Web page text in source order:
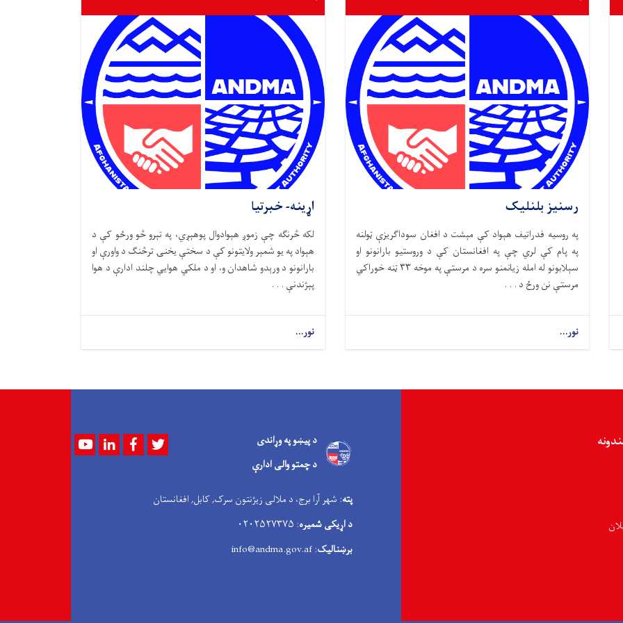
رسنیز بلنلیک
په روسیه فدراتیف هېواد کې مېشت د افغان سوداګریزې ټولنه
په پام کې لري چې په افغانستان کې د وروستیو بارانونو او
سېلابونو له امله زیانمنو سره د مرستې په موخه ۳۳ ټنه خوراکي
مرستې نن ورځ د . . .
نور...
اړینه- خبرتیا
لکه څرنګه چې زموږ هېوادوال پوهېږي، په تېرو څو ورځو کې د
هېواد په یو شمېر ولایتونو کې د سختې یخنۍ ترڅنګ د واورې او
بارانونو د ورېدو شاهدان و، او د ملکي هوايي چلند ادارې د هوا
پېژندنې . . .
نور...
د پیښو په وړاندی
د چمتو والی ادارې
YoutubeLinkedInFacebook
پته: شهر آرا برج، د ملالی زیژنتون سرک, کابل, افغانستان
د اړیکی شمیره: ۰۲۰۲۵۲۷۳۷۵
برښنالیک: info@andma.gov.af